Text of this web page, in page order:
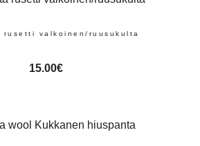
rusetti valkoinen/ruusukulta
15.00€